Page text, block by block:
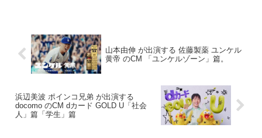
山本由伸 が出演する 佐藤製薬 ユンケル
黄帝 のCM 「ユンケルゾーン」篇。
浜辺美波 ポインコ兄弟 が出演する
docomo のCM dカード GOLD U「社会
人」篇「学生」篇